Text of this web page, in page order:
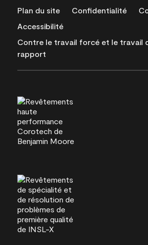
Plan du site Confidentialité
Accessibilité
Contre le travail forcé et le travail
rapport